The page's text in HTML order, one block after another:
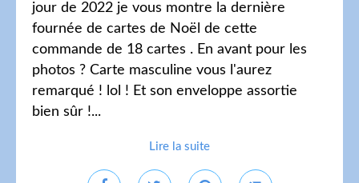
jour de 2022 je vous montre la dernière
fournée de cartes de Noël de cette
commande de 18 cartes . En avant pour les
photos ? Carte masculine vous l'aurez
remarqué ! lol ! Et son enveloppe assortie
bien sûr !...
Lire la suite